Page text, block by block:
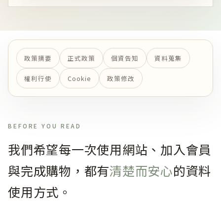
政策摘要 正式政策 個資告知 資料蒐集
權利行使 Cookie 政策修改
BEFORE YOU READ
我們希望每一次使用網站、加入會員
與完成購物，都有清楚而安心的資料
使用方式。